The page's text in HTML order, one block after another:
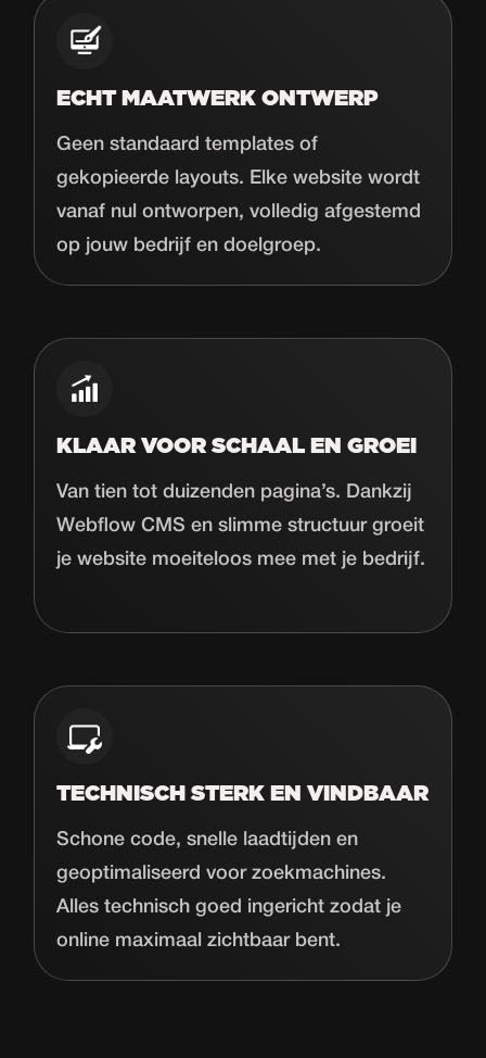
ECHT MAATWERK ONTWERP
Geen standaard templates of
gekopieerde layouts. Elke website wordt
vanaf nul ontworpen, volledig afgestemd
op jouw bedrijf en doelgroep.
KLAAR VOOR SCHAAL EN GROEI
Van tien tot duizenden pagina’s. Dankzij
Webflow CMS en slimme structuur groeit
je website moeiteloos mee met je bedrijf.
TECHNISCH STERK EN VINDBAAR
Schone code, snelle laadtijden en
geoptimaliseerd voor zoekmachines.
Alles technisch goed ingericht zodat je
online maximaal zichtbaar bent.